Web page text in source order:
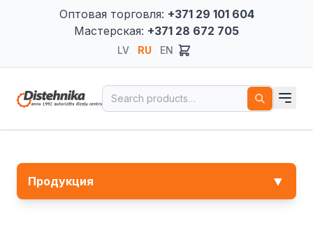
Оптовая торговля: +371 29 101 604
Мастерская: +371 28 672 705
LV RU EN
Search for:
Продукция ▼